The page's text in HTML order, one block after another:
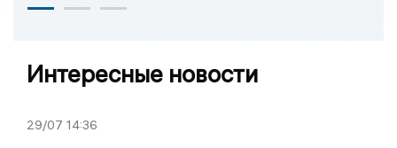
Интересные новости
29/07 14:36